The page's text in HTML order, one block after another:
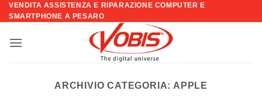
Salta
ai
VENDITA ASSISTENZA E RIPARAZIONE COMPUTER E
SMARTPHONE A PESARO
ARCHIVIO CATEGORIA: APPLE